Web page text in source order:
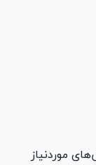
موردنیاز